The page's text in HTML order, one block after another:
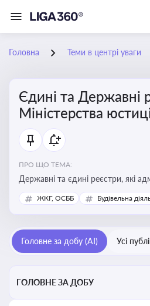
Головна Теми в центрі уваги
Єдині та Державні
Міністерства
ПРО ЩО ТЕМА:
Державні та єдині реєстри, які
Мінюстом України, і є
юридичного захисту,
сімейних та майнових відносин
ЖКГ, ОСББ Будівельна
Головне за добу (AI) Усі
ГОЛОВНЕ ЗА ДОБУ